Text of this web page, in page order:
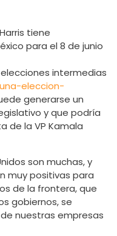
tiene
para el 8 de junio
intermedias
eleccion-
generarse un
y que podría
de la VP Kamala
son muchas, y
muy positivas para
de la frontera, que
gobiernos, se
nuestras empresas